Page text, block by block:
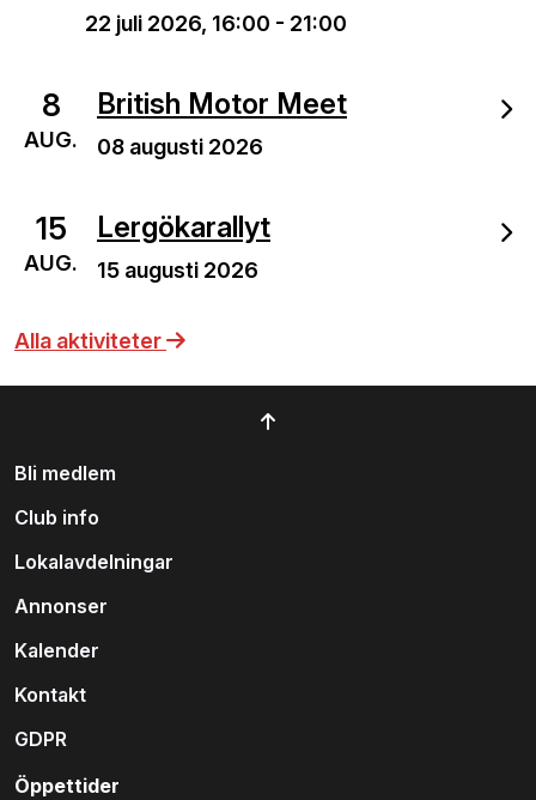
22 juli 2026, 16:00 - 21:00
8
AUG.
British Motor Meet
08 augusti 2026
15
AUG.
Lergökarallyt
15 augusti 2026
Alla aktiviteter
Bli medlem
Club info
Lokalavdelningar
Annonser
Kalender
Kontakt
GDPR
Öppettider